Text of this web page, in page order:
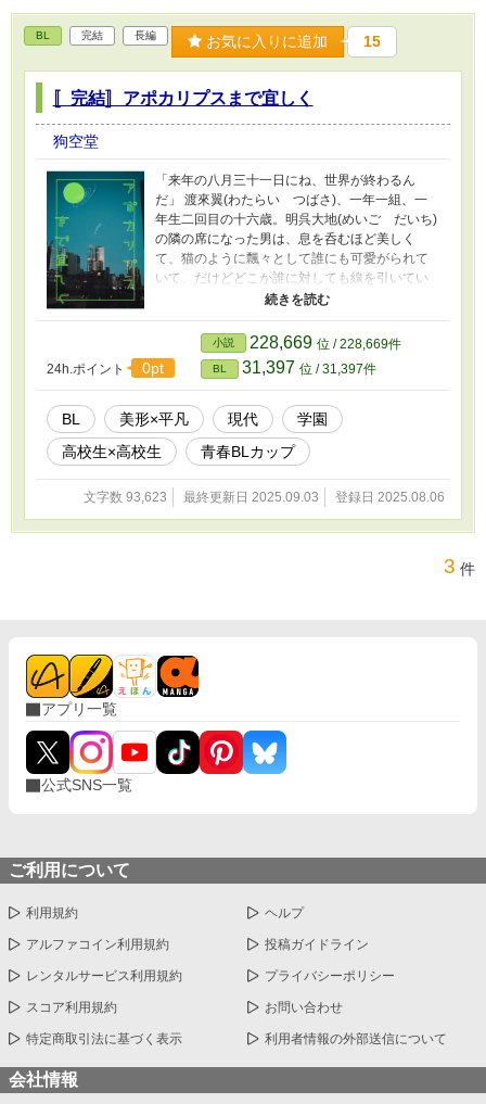
BL 完結 長編 お気に入りに追加 15
〚完結〛アポカリプスまで宜しく
狗空堂
「来年の八月三十一日にね、世界が終わるん
だ」 渡來翼(わたらい つばさ)、一年一組、一
年生二回目の十六歳。明呉大地(めいご だいち)
の隣の席になった男は、息を呑むほど美しく
て、猫のように飄々として誰にも可愛がられて
いて、だけどどこか誰に対しても線を引いてい
る妙に雰囲気がある男。そしてそんな渡來は
――八月に世界が終わると、縋るように信じて
いた。 大人になんてなりたくないと世界を笑
う渡來と、早く大人になりたいと世界を睨む明
呉。一人ぼっちが二人集まったって、一つには
なれないことは子供ながらに分かってた。それ
でも二人は、滅亡のその時まで少しずつ心を癒
着させていく。 ※本作には一部家庭内暴力表
現・ネグレクト表現を含みます。本作には犯罪
ださい。 青春BLカップに参加しています。ご支
ました。♡、お気に入り、感想ありがとうござ
24h.ポイント 0pt
小説 228,669 位 / 228,669件
BL 31,397 位 / 31,397件
BL 美形×平凡 現代
学園
高校生×高校生
青春BLカップ​
文字数 93,623 最終更新日 2025.09.03 登録日 2025.08.06
3 件
アプリ一覧
公式SNS一覧
ご利用について
利用規約 ヘルプ
アルファコイン利用規約 投稿ガイドライン
レンタルサービス利用規約 プライバシーポリシー
スコア利用規約 お問い合わせ
特定商取引法に基づく表示 利用者情報の外部送信について
会社情報